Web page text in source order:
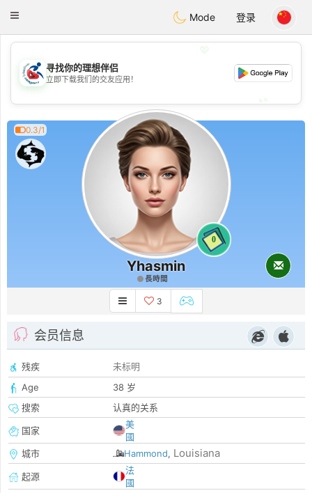
Handi Space
Toggle
Mode 登录
💖
💕
寻找你的理想伴侣
立即下载我们的交友应用！
0.3/1
0
Yhasmin
長時間
3
会员信息
残疾
未标明
Age
38 岁
搜索
认真的关系
国家
美
國
城市
Hammond, Louisiana
起源
法
國